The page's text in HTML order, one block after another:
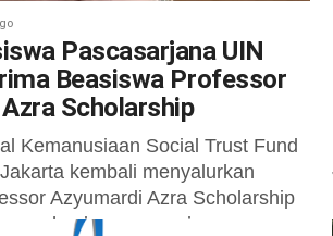
Pascasarjana UIN
Beasiswa Professor
Scholarship
Kemanusiaan Social Trust Fund
kembali menyalurkan
Azyumardi Azra Scholarship
mahasiswa pascarjana.